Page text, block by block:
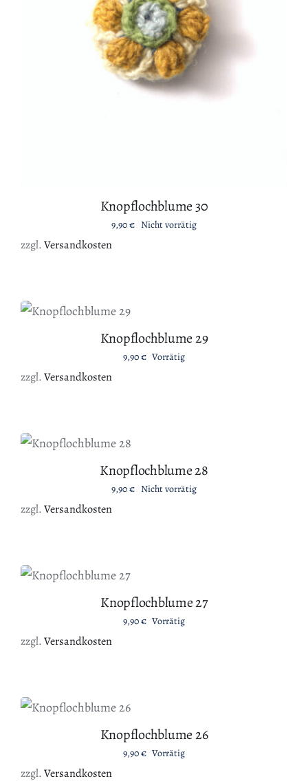
DETAILS
Knopflochblume 30
9,90€ Nicht vorrätig
zzgl.Versandkosten
Knopflochblume 29
9,90€ Vorrätig
zzgl.Versandkosten
Knopflochblume 28
9,90€ Nicht vorrätig
zzgl.Versandkosten
Knopflochblume 27
9,90€ Vorrätig
zzgl.Versandkosten
Knopflochblume 26
9,90€ Vorrätig
zzgl.Versandkosten